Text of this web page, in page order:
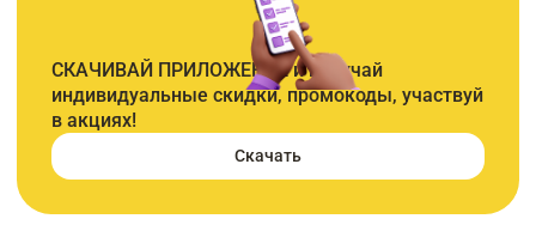
СКАЧИВАЙ ПРИЛОЖЕНИЕ и получай
индивидуальные скидки, промокоды, участвуй
в акциях!
Скачать